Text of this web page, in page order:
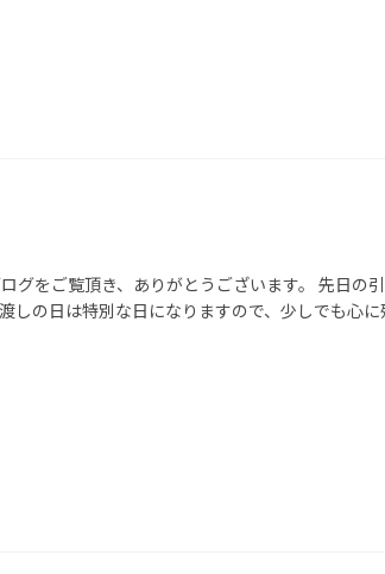
をご覧頂き、ありがとうございます。 先日の
しの日は特別な日になりますので、少しでも心